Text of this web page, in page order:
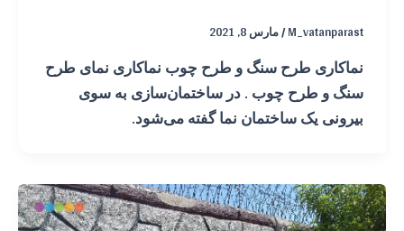
M_vatanparast
/مارس 8, 2021
نماکاری طرح سنگ و طرح چوب نماکاری نمای طرح
سنگ و طرح چوب . در ساختمان‌سازی به سوی
بیرونی یک ساختمان نما گفته می‌شود.